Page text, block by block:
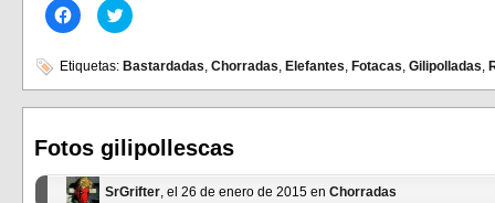
Haz
clic
en
Facebook
(Se
abre
ventana
nueva)
Haz
clic
en
(Se
abre
ventana
nueva)
Etiquetas: Bastardadas Chorradas Elefantes Fotacas Gilipolladas
Fotos gilipollescas
SrGrifter, el 26 de enero de 2015 en Chorradas